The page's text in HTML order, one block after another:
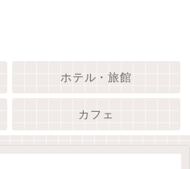
ホテル・旅館
カフェ